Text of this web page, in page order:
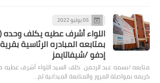
05 يوليو 2022
اللواء أشرف عطيه يكلف وحده
بمتابعه المبادره الرئاسية
إدفو /شيفاتايمز
متابعه /بسمه عبد الرحمن كلف السيد اللواء أشرف عطيه
كريمه بمواصلة المرور والمتابعة الميدانية لم…